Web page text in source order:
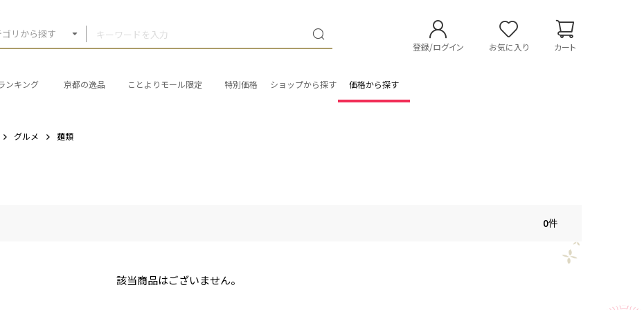
ゴリから探す
登録/ログイン お気に入り カート
ンキング 京都の逸品 ことよりモール限定 特別価格 ショップから探す 価格から探す
グルメ 麺類
0件
該当商品はございません。